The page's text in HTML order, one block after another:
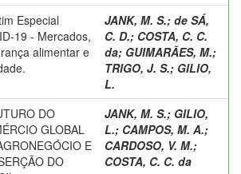
Especial
19 - Mercados,
alimentar e
JANK, M. S.; de SÁ,
C. D.; COSTA, C. C.
da; GUIMARÃES, M.;
TRIGO, J. S.; GILIO,
L.
DO
GLOBAL
E
DO
JANK, M. S.; GILIO,
L.; CAMPOS, M. A.;
CARDOSO, V. M.;
COSTA, C. C. da